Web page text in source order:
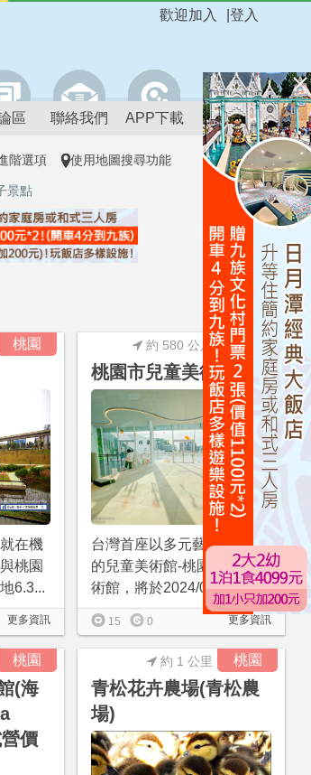
登入
歡迎加入
區 聯絡我們 APP下載
階選項 使用地圖搜尋功能
景點
進階搜尋
桃園
在機
桃園
6.3...
更多資訊
桃園
約 580 公尺
桃園市兒童美術館
台灣首座以多元藝術為主題
的兒童美術館-桃園市兒童美
術館，將於2024/04...
更多資訊
15 0
桃園
(海
價
桃園
約 1 公里
青松花卉農場(青松農
場)